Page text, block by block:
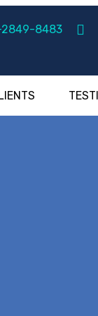
8483